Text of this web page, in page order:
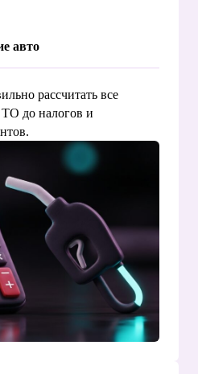
авто
рассчитать все
до налогов и